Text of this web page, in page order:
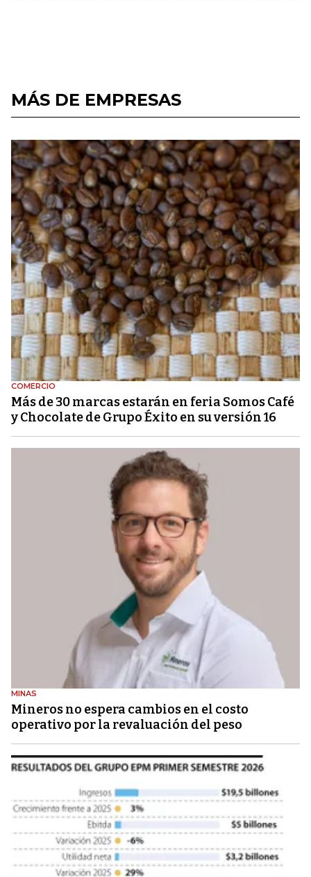
MÁS DE EMPRESAS
COMERCIO
Más de 30 marcas estarán en feria Somos Café
y Chocolate de Grupo Éxito en su versión 16
MINAS
Mineros no espera cambios en el costo
operativo por la revaluación del peso